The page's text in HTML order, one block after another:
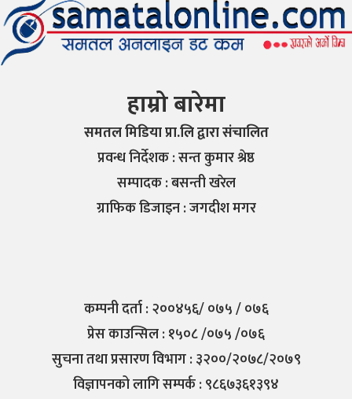
हाम्रो बारेमा
समतल मिडिया प्रा.लि द्वारा संचालित
प्रवन्ध निर्देशक : सन्त कुमार श्रेष्ठ
सम्पादक : बसन्ती खरेल
ग्राफिक डिजाइन : जगदीश मगर
कम्पनी दर्ता : २००४५६/ ०७५ / ०७६
प्रेस काउन्सिल : १५०८ /०७५ /०७६
सुचना तथा प्रसारण विभाग : ३२००/२०७८/२०७९
विज्ञापनको लागि सम्पर्क : ९८६७३६१३९४